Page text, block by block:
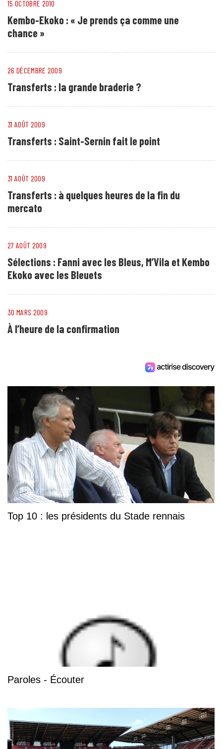
15 OCTOBRE 2010
Kembo-Ekoko : « Je prends ça comme une
chance »
26 DÉCEMBRE 2009
Transferts : la grande braderie ?
31 AOÛT 2009
Transferts : Saint-Sernin fait le point
31 AOÛT 2009
Transferts : à quelques heures de la fin du
mercato
27 AOÛT 2009
Sélections : Fanni avec les Bleus, M’Vila et Kembo
Ekoko avec les Bleuets
30 MARS 2009
À l’heure de la confirmation
Top 10 : les présidents du Stade rennais
Paroles - Écouter